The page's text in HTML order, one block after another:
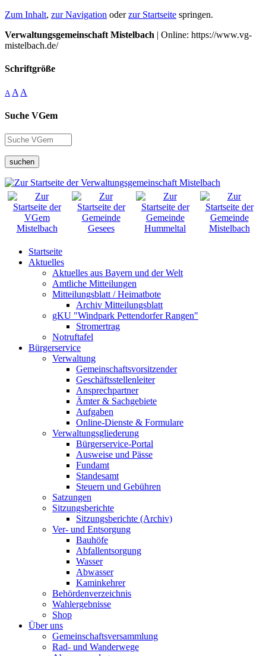
Zum Inhalt, zur Navigation oderzur Startseite springen.
Verwaltungsgemeinschaft Mistelbach | Online: https://www.vg-
mistelbach.de/
Schriftgröße
A A A
Suche VGem
suchen
Startseite
Aktuelles
Aktuelles aus Bayern und der Welt
Amtliche Mitteilungen
Mitteilungsblatt / Heimatbote
Archiv Mitteilungsblatt
gKU "Windpark Pettendorfer Rangen"
Stromertrag
Notruftafel
Bürgerservice
Verwaltung
Gemeinschaftsvorsitzender
Geschäftsstellenleiter
Ansprechpartner
Ämter & Sachgebiete
Aufgaben
Online-Dienste & Formulare
Verwaltungsgliederung
Bürgerservice-Portal
Ausweise und Pässe
Fundamt
Standesamt
Steuern und Gebühren
Satzungen
Sitzungsberichte
Sitzungsberichte (Archiv)
Ver- und Entsorgung
Bauhöfe
Abfallentsorgung
Wasser
Abwasser
Kaminkehrer
Behördenverzeichnis
Wahlergebnisse
Shop
Über uns
Gemeinschaftsversammlung
Rad- und Wanderwege